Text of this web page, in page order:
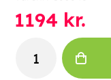
1194 kr.